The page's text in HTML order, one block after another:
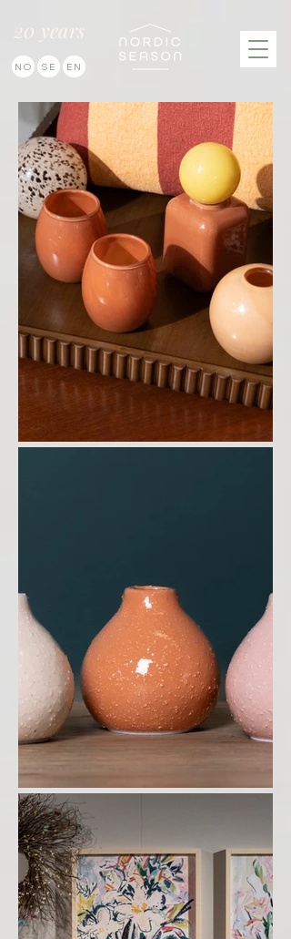
NO EN
SE
20 years